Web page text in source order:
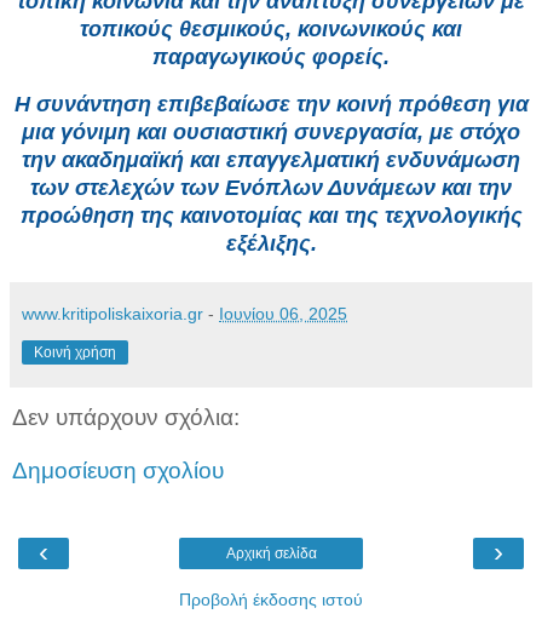
τοπικούς θεσμικούς, κοινωνικούς και
παραγωγικούς φορείς.
Η συνάντηση επιβεβαίωσε την κοινή πρόθεση για
μια γόνιμη και ουσιαστική συνεργασία, με στόχο
την ακαδημαϊκή και επαγγελματική ενδυνάμωση
των στελεχών των Ενόπλων Δυνάμεων και την
προώθηση της καινοτομίας και της τεχνολογικής
εξέλιξης.
www.kritipoliskaixoria.gr - Ιουνίου 06, 2025
Κοινή χρήση
Δεν υπάρχουν σχόλια:
Δημοσίευση σχολίου
‹ ›
Αρχική σελίδα
Προβολή έκδοσης ιστού